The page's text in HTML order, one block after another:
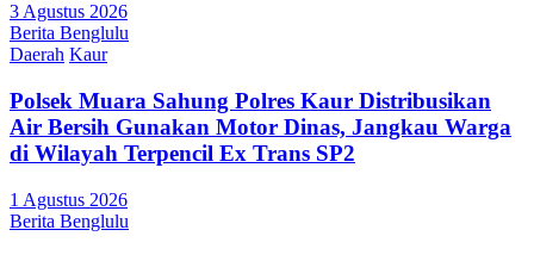
3 Agustus 2026
Berita Benglulu
Daerah Kaur
Polsek Muara Sahung Polres Kaur Distribusikan
Air Bersih Gunakan Motor Dinas, Jangkau Warga
di Wilayah Terpencil Ex Trans SP2
1 Agustus 2026
Berita Benglulu